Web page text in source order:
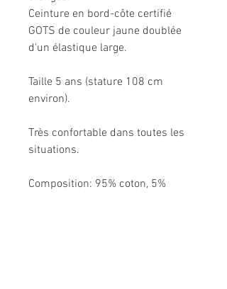
Ceinture en bord-côte certifié
GOTS de couleur jaune doublée
d'un élastique large.
Taille 5 ans (stature 108 cm
environ).
Très confortable dans toutes les
situations.
Composition: 95% coton, 5%